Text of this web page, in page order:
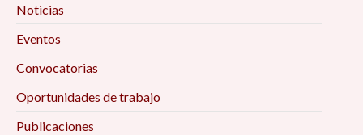
Noticias
Eventos
Convocatorias
Oportunidades de trabajo
Publicaciones